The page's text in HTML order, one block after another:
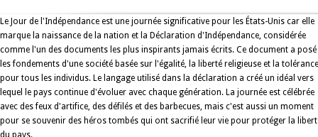
Le Jour de l'Indépendance est une journée significative pour les États-Unis car elle
marque la naissance de la nation et la Déclaration d'Indépendance, considérée
comme l'un des documents les plus inspirants jamais écrits. Ce document a posé
les fondements d'une société basée sur l'égalité, la liberté religieuse et la tolérance
pour tous les individus. Le langage utilisé dans la déclaration a créé un idéal vers
lequel le pays continue d'évoluer avec chaque génération. La journée est célébrée
avec des feux d'artifice, des défilés et des barbecues, mais c'est aussi un moment
pour se souvenir des héros tombés qui ont sacrifié leur vie pour protéger la
du pays.